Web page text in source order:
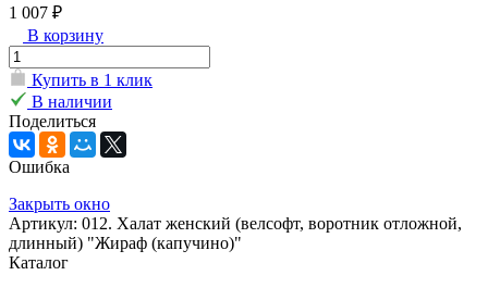
1 007 ₽
В корзину
Купить в 1 клик
В наличии
Поделиться
Ошибка
Закрыть окно
Артикул: 012. Халат женский (велсофт, воротник отложной,
длинный) "Жираф (капучино)"
Каталог